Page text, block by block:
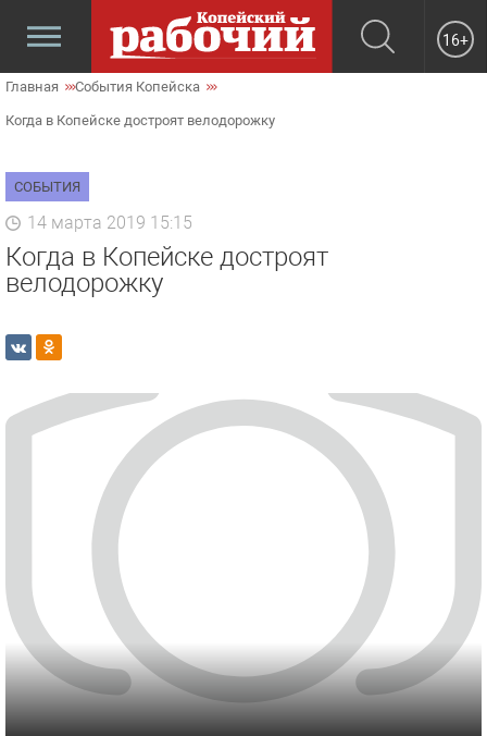
16+
Главная События Копейска
Когда в Копейске достроят велодорожку
СОБЫТИЯ
14 марта 2019 15:15
Когда в Копейске достроят
велодорожку